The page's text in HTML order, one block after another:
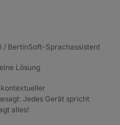
/ BertinSoft-Sprachassistent
Lösung
Jedes Gerät spricht
alles!